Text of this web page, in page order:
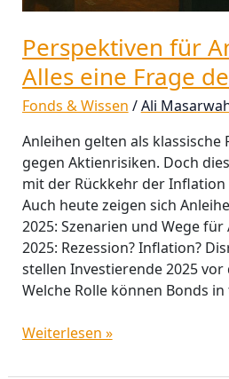
Perspektiven für
Alles eine Frage
Fonds & Wissen /Ali
Anleihen gelten als
gegen Aktienrisiken. Doch
mit der Rückkehr der
Auch heute zeigen sich
2025: Szenarien und Wege
2025: Rezession? Inflation?
stellen Investierende 2025
Welche Rolle können Bonds
Weiterlesen »